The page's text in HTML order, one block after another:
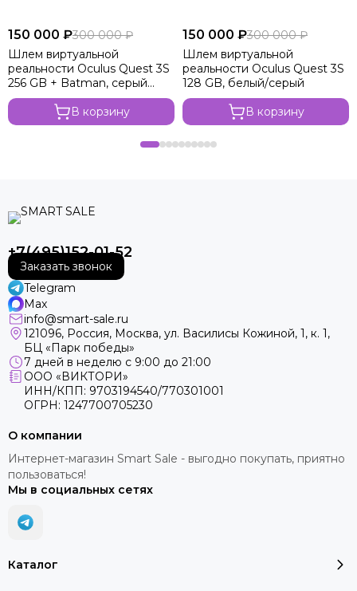
150 000 ₽300 000 ₽
Шлем виртуальной
реальности Oculus Quest 3S
256 GB + Batman, серый
металлик
В корзину
150 000 ₽300 000 ₽
Шлем виртуальной
реальности Oculus Quest 3S
128 GB, белый/серый
В корзину
+7(495)152-01-52
Заказать звонок
Telegram
Max
info@smart-sale.ru
121096, Россия, Москва, ул. Василисы Кожиной, 1, к. 1,
БЦ «Парк победы»
7 дней в неделю с 9:00 до 21:00
ООО «ВИКТОРИ»
ИНН/КПП: 9703194540/770301001
ОГРН: 1247700705230
Каталог
О компании
Интернет-магазин Smart Sale - выгодно покупать, приятно
пользоваться!
Мы в социальных сетях